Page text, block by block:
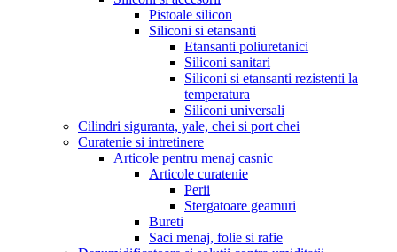
Pistoale silicon
Siliconi si etansanti
Etansanti poliuretanici
Siliconi sanitari
Siliconi si etansanti rezistenti la
temperatura
Siliconi universali
Cilindri siguranta, yale, chei si port chei
Curatenie si intretinere
Articole pentru menaj casnic
Articole curatenie
Perii
Stergatoare geamuri
Bureti
Saci menaj, folie si rafie